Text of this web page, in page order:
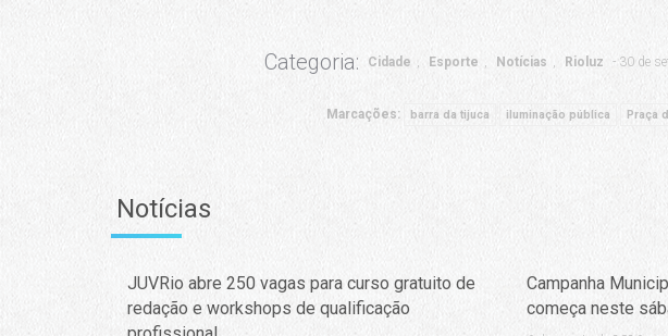
Categoria: Cidade Esporte Notícias Rioluz 30 de
Marcações: barra da tijuca iluminação pública Praça
Notícias
JUVRio abre 250 vagas para curso gratuito de
redação e workshops de qualificação
Campanha
começa neste